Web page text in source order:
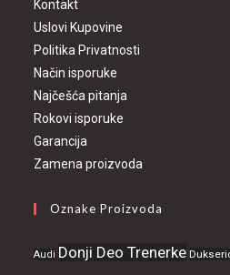
Kontakt
Uslovi Kupovine
Politika Privatnosti
Način isporuke
Najčešća pitanja
Rokovi isporuke
Garancija
Zamena proizvoda
Oznake Proizvoda
Audi Donji Deo Trenerke